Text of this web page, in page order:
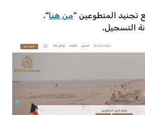
تجنيد المتطوعين “من هنا“.
التسجيل.